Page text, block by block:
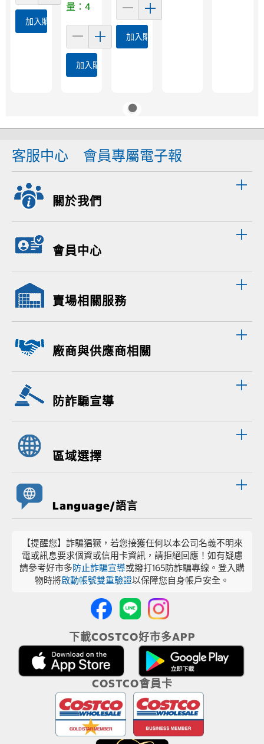
加入購物車
量：4
加入購物車
加入購物車
客服中心 會員專屬電子報
關於我們
會員中心
賣場相關服務
廠商與供應商相關
防詐騙宣導
區域選擇
Language/語言
【提醒您】詐騙猖獗，若您接獲任何以本公司名義不明來
電或訊息要求個資或信用卡資訊，請拒絕回應！如有疑慮
請參考好市多防止詐騙宣導或撥打165防詐騙專線。登入購
物時將啟動帳號雙重驗證以保障您自身帳戶安全。
下載COSTCO好市多APP
COSTCO會員卡